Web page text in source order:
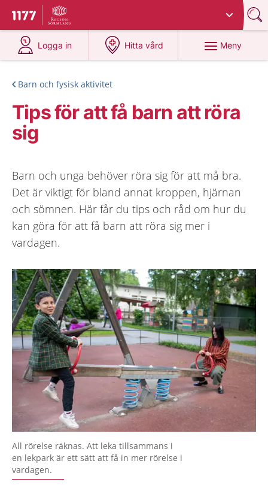
Till startsidan för 1177
Du har valt region
Logga in
på 1177.se
Hitta vård
på 1177.se
Meny
Barn och fysisk aktivitet
Tips för att få barn att röra
sig
Barn och unga behöver röra sig för att må bra.
Det är viktigt för bland annat kroppen, hjärnan
och sömnen. Här får du tips och råd om hur du
kan göra för att få barn att röra sig mer i
vardagen.
All rörelse räknas. Att leka tillsammans i
en lekpark är ett sätt att få in mer rörelse i
vardagen.